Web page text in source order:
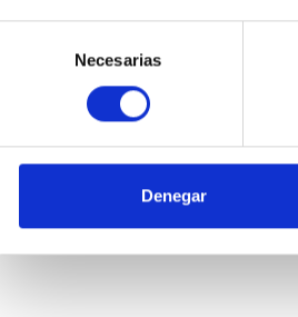
consentimiento
Necesarias
Denegar
¿Qué